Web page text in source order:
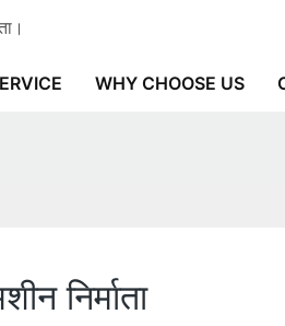
WHY CHOOSE US
निर्माता